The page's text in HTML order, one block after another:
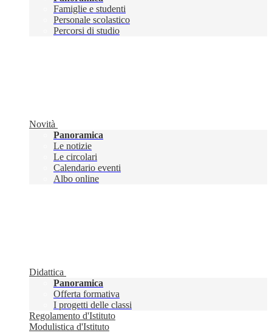
Famiglie e studenti
Personale scolastico
Percorsi di studio
Novità
Panoramica
Le notizie
Le circolari
Calendario eventi
Albo online
Didattica
Panoramica
Offerta formativa
I progetti delle classi
Regolamento d'Istituto
Modulistica d'Istituto